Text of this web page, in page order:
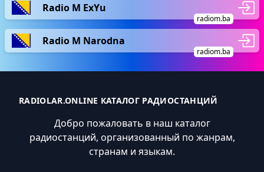
Radio M ExYu
radiom.ba
Radio M Narodna
radiom.ba
RADIOLAR.ONLINE КАТАЛОГ РАДИОСТАНЦИЙ
Добро пожаловать в наш каталог
радиостанций, организованный по жанрам,
странам и языкам.